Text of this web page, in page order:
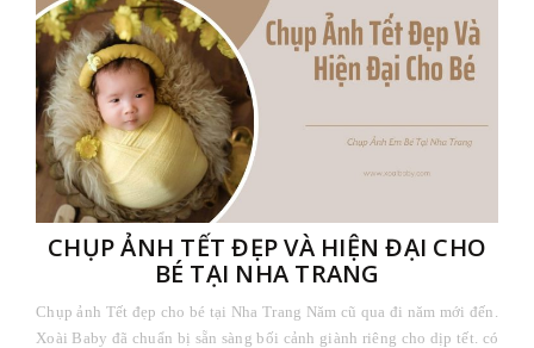
CHỤP ẢNH TẾT ĐẸP VÀ HIỆN ĐẠI CHO
BÉ TẠI NHA TRANG
Chụp ảnh Tết đẹp cho bé tại Nha Trang Năm cũ qua đi năm mới đến.
Xoài Baby đã chuẩn bị sẵn sàng bối cảnh giành riêng cho dịp tết. có